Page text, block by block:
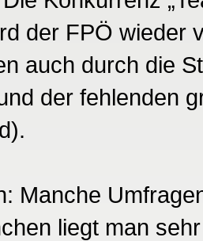
der FPÖ wieder
auch durch die
der fehlenden
Manche
liegt man